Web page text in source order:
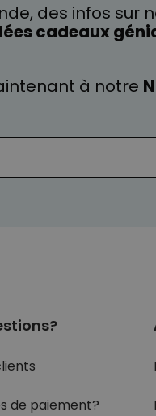
des infos sur
cadeaux
à notre
de paiement?